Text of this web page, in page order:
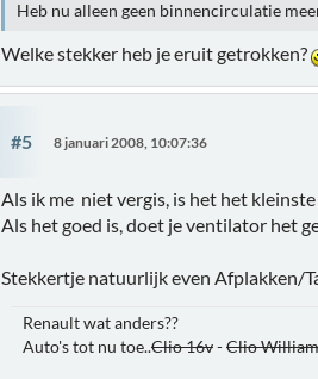
Heb nu alleen geen binnencirculatie
Welke stekker heb je eruit getrokken?
#5 8 januari 2008, 10:07:36
Als ik me niet vergis, is het het
Als het goed is, doet je ventilator het
Stekkertje natuurlijk even Afplakken/
Renault wat anders??
Auto's tot nu toe..Clio 16v-Clio